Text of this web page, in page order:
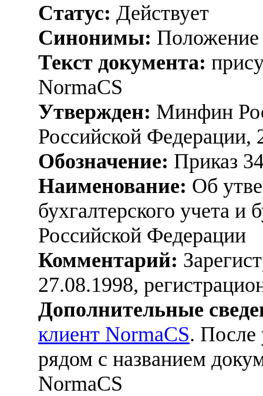
Статус: Действует
Синонимы: Положение
Текст документа:
NormaCS
Утвержден: Минфин
Российской Федерации,
Обозначение: Приказ
Наименование: Об
бухгалтерского учета и
Российской Федерации
Комментарий:
27.08.1998,
Дополнительные
клиент NormaCS. После
рядом с названием
NormaCS